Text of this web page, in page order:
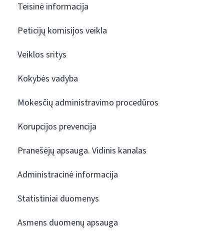
Teisinė informacija
Peticijų komisijos veikla
Veiklos sritys
Kokybės vadyba
Mokesčių administravimo procedūros
Korupcijos prevencija
Pranešėjų apsauga. Vidinis kanalas
Administracinė informacija
Statistiniai duomenys
Asmens duomenų apsauga